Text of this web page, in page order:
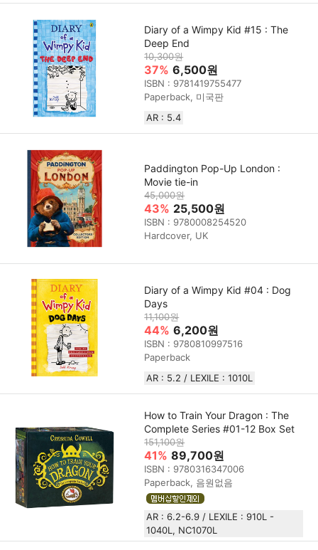
Diary of a Wimpy Kid #15 : The
Deep End
10,300원
37% 6,500원
ISBN : 9781419755477
Paperback, 미국판
AR : 5.4
Paddington Pop-Up London :
Movie tie-in
45,000원
43% 25,500원
ISBN : 9780008254520
Hardcover, UK
Diary of a Wimpy Kid #04 : Dog
Days
11,100원
44% 6,200원
ISBN : 9780810997516
Paperback
AR : 5.2 / LEXILE : 1010L
How to Train Your Dragon : The
Complete Series #01-12 Box Set
151,100원
41% 89,700원
ISBN : 9780316347006
Paperback, 음원없음
AR : 6.2-6.9 / LEXILE : 910L -
1040L, NC1070L